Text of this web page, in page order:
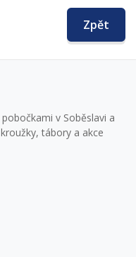
Zpět
v Soběslavi a
tábory a akce